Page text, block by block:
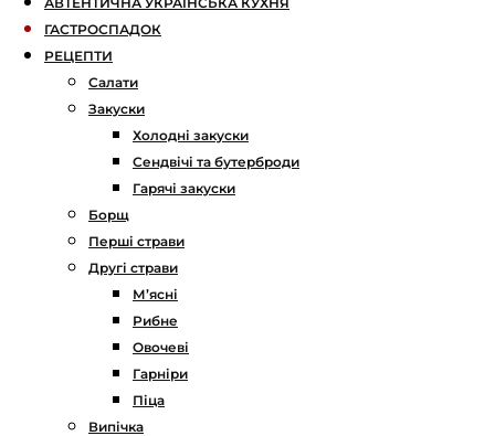
ГАСТРОСПАДОК
РЕЦЕПТИ
Салати
Закуски
Холодні закуски
Сендвічі та бутерброди
Гарячі закуски
Борщ
Перші страви
Другі страви
М’ясні
Рибне
Овочеві
Гарніри
Піца
Випічка